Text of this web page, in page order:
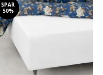
SPAR
50%